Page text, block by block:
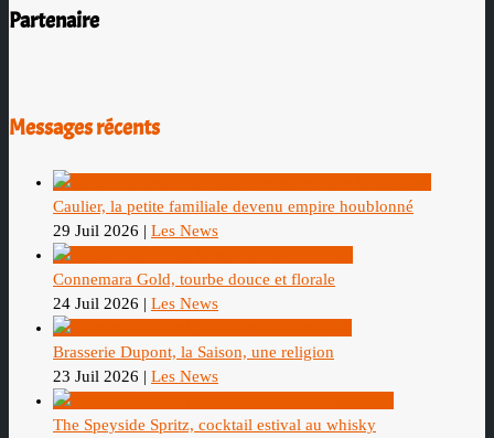
Partenaire
Messages récents
Caulier, la petite familiale devenu empire houblonné
29 Juil 2026 | Les News
Connemara Gold, tourbe douce et florale
24 Juil 2026 | Les News
Brasserie Dupont, la Saison, une religion
23 Juil 2026 | Les News
The Speyside Spritz, cocktail estival au whisky